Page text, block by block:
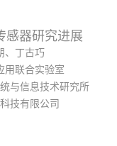
感器研究进展
、丁古巧
用联合实验室
与信息技术研究所
技有限公司